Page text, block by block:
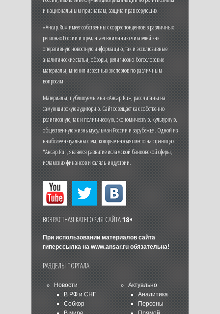
и национальным признакам, защита прав верующих.
«Ансар.Ru» имеет собственных корреспондентов в различных
регионах России и предлагает вниманию читателей как
оперативную новостную информацию, так и эксклюзивные
аналитические статьи, обзоры, религиозно-богословские
материалы, мнения известных экспертов по различным
вопросам.
Материалы, публикуемые на «Ансар.Ru», рассчитаны на
самую широкую аудиторию. Сайт освещает как собственно
религиозную, так и политическую, экономическую, культурную,
общественную жизнь мусульман России и зарубежья. Одной из
наиболее актуальных тем, которые находят место на страницах
"Ансар.Ru", является развитие исламской банковской сферы,
исламских финансов и халяль-индустрии.
ВОЗРАСТНАЯ КАТЕГОРИЯ САЙТА18+
При использовании материалов сайта
гиперссылка на www.ansar.ruобязательна!
РАЗДЕЛЫ ПОРТАЛА
Новости
В РФ и СНГ
Собкор
Актуально
Аналитика
Персоны